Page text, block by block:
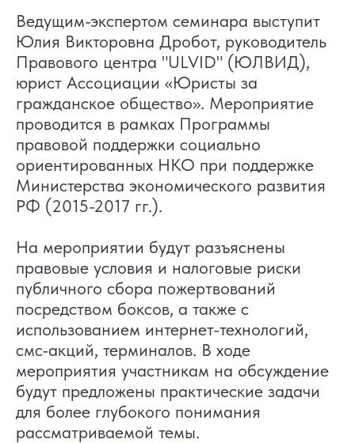
Ведущим-экспертом семинара выступит
Юлия Викторовна Дробот, руководитель
Правового центра "ULVID" (ЮЛВИД),
юрист Ассоциации «Юристы за
гражданское общество». Мероприятие
проводится в рамках Программы
правовой поддержки социально
ориентированных НКО при поддержке
Министерства экономического развития
РФ (2015-2017 гг.).
На мероприятии будут разъяснены
правовые условия и налоговые риски
публичного сбора пожертвований
посредством боксов, а также с
использованием интернет-технологий,
смс-акций, терминалов. В ходе
мероприятия участникам на обсуждение
будут предложены практические задачи
для более глубокого понимания
рассматриваемой темы.